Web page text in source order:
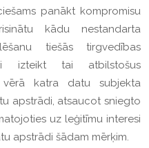
panākt kompromisu
kādu nestandarta
tiešās tirgvedības
izteikt tai atbilstošus
vērā katra datu subjekta
apstrādi, atsaucot sniegto
uz leģitīmu interesi
apstrādi šādam mērķim.